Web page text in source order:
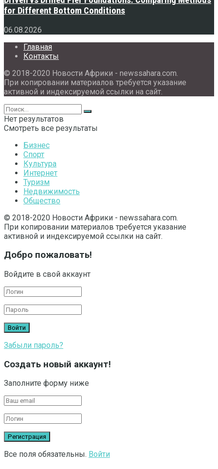
for Different Bottom Conditions
06.08.2026
Главная
Контакты
© 2018-2020 Новости Африки - newssahara.com.
При копировании материалов требуется указание
активной и индексируемой ссылки на сайт.
Нет результатов
Смотреть все результаты
Бизнес
Спорт
Культура
Интернет
Туризм
Недвижимость
Общество
© 2018-2020 Новости Африки - newssahara.com.
При копировании материалов требуется указание
активной и индексируемой ссылки на сайт.
Добро пожаловать!
Войдите в свой аккаунт
Забыли пароль?
Создать новый аккаунт!
Заполните форму ниже
Все поля обязательны. Войти